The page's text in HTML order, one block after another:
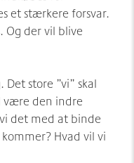
et stærkere forsvar.
Og der vil blive
store ”vi” skal
være den indre
det med at binde
Hvad vil vi